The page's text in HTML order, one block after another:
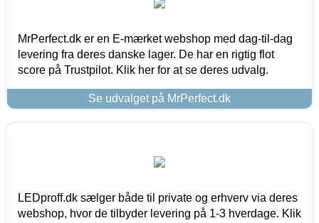
MrPerfect.dk er en E-mærket webshop med dag-til-dag
levering fra deres danske lager. De har en rigtig flot
score på Trustpilot. Klik her for at se deres udvalg.
Se udvalget på MrPerfect.dk
LEDproff.dk sælger både til private og erhverv via deres
webshop, hvor de tilbyder levering på 1-3 hverdage. Klik